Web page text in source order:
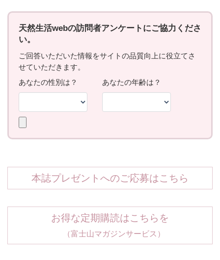
本誌プレゼントへのご応募はこちら
お得な定期購読はこちらを
（富士山マガジンサービス）